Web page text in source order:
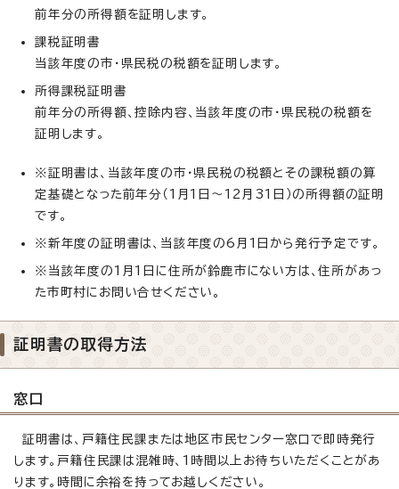
前年分の所得額を証明します。
課税証明書
当該年度の市・県民税の税額を証明します。
所得課税証明書
前年分の所得額、控除内容、当該年度の市・県民税の税額を
証明します。
※証明書は、当該年度の市・県民税の税額とその課税額の算
定基礎となった前年分（1月1日～12月31日）の所得額の証明
です。
※新年度の証明書は、当該年度の6月1日から発行予定です。
※当該年度の1月1日に住所が鈴鹿市にない方は、住所があっ
た市町村にお問い合せください。
証明書の取得方法
窓口
証明書は、戸籍住民課または地区市民センター窓口で即時発行
します。戸籍住民課は混雑時、1時間以上お待ちいただくことがあ
ります。時間に余裕を持ってお越しください。